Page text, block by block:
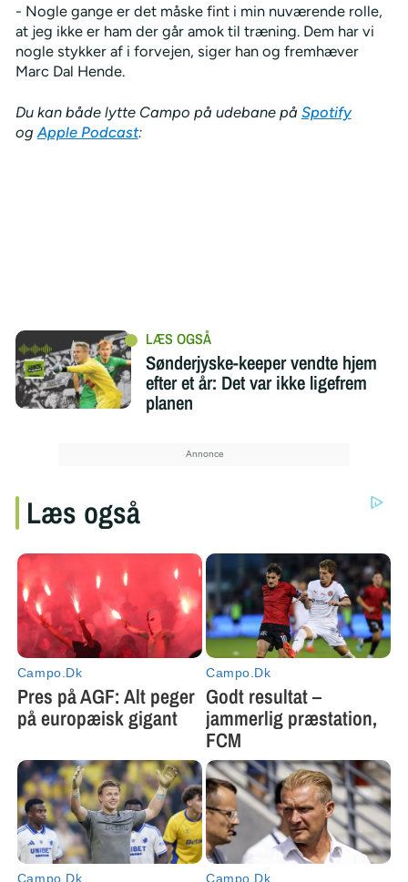
- Nogle gange er det måske fint i min nuværende rolle,
at jeg ikke er ham der går amok til træning. Dem har vi
nogle stykker af i forvejen, siger han og fremhæver
Marc Dal Hende.
Du kan både lytte Campo på udebane på Spotify
og Apple Podcast:
Sønderjyske-keeper vendte hjem
efter et år: Det var ikke ligefrem
planen